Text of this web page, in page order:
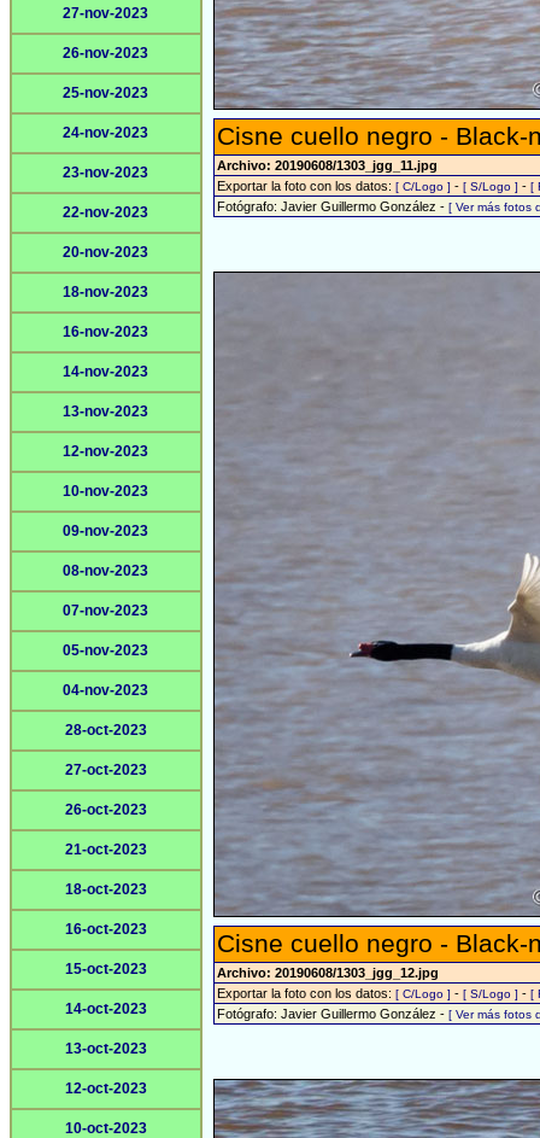
27-nov-2023
26-nov-2023
25-nov-2023
24-nov-2023
23-nov-2023
22-nov-2023
20-nov-2023
18-nov-2023
16-nov-2023
14-nov-2023
13-nov-2023
12-nov-2023
10-nov-2023
09-nov-2023
08-nov-2023
07-nov-2023
05-nov-2023
04-nov-2023
28-oct-2023
27-oct-2023
26-oct-2023
21-oct-2023
18-oct-2023
16-oct-2023
15-oct-2023
14-oct-2023
13-oct-2023
12-oct-2023
10-oct-2023
Cisne cuello negro -
Archivo: 20190608/1303_jgg_11.jpg
Exportar la foto con los datos: [ C/Logo ] - [ S/Logo ] - [
Fotógrafo: Javier Guillermo González - [ Ver más fotos
Cisne cuello negro -
Archivo: 20190608/1303_jgg_12.jpg
Exportar la foto con los datos: [ C/Logo ] - [ S/Logo ] - [
Fotógrafo: Javier Guillermo González - [ Ver más fotos